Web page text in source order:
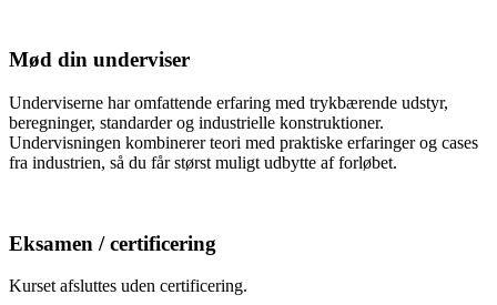
Mød din underviser
Underviserne har omfattende erfaring med trykbærende udstyr,
beregninger, standarder og industrielle konstruktioner.
Undervisningen kombinerer teori med praktiske erfaringer og cases
fra industrien, så du får størst muligt udbytte af forløbet.
Eksamen / certificering
Kurset afsluttes uden certificering.